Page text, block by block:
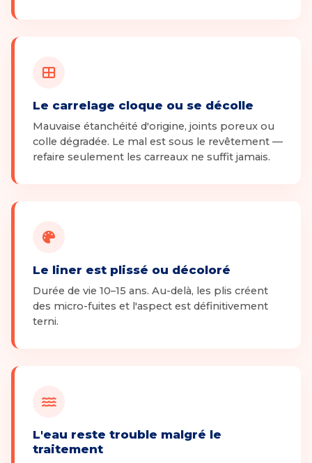
Le carrelage cloque ou se décolle
Mauvaise étanchéité d'origine, joints poreux ou
colle dégradée. Le mal est sous le revêtement —
refaire seulement les carreaux ne suffit jamais.
Le liner est plissé ou décoloré
Durée de vie 10–15 ans. Au-delà, les plis créent
des micro-fuites et l'aspect est définitivement
terni.
L'eau reste trouble malgré le
traitement